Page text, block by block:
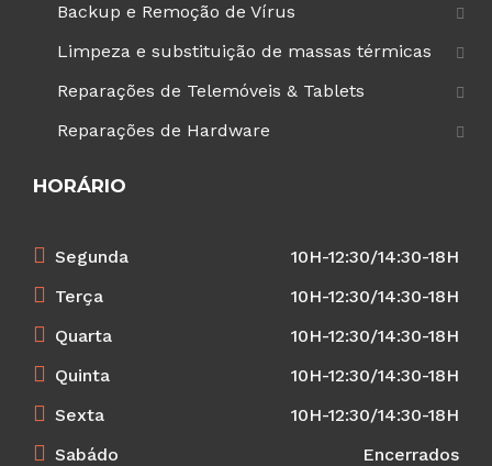
Backup e Remoção de Vírus
Limpeza e substituição de massas térmicas
Reparações de Telemóveis & Tablets
Reparações de Hardware
HORÁRIO
Segunda
10H-12:30/14:30-18H
Terça
10H-12:30/14:30-18H
Quarta
10H-12:30/14:30-18H
Quinta
10H-12:30/14:30-18H
Sexta
10H-12:30/14:30-18H
Sabádo
Encerrados